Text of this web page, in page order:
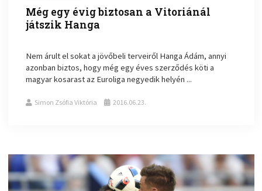
Még egy évig biztosan a Vitoriánál
játszik Hanga
Nem árult el sokat a jövőbeli terveiről Hanga Ádám, annyi
azonban biztos, hogy még egy éves szerződés köti a
magyar kosarast az Euroliga negyedik helyén ...
Simon Zsófia Viktória 2016.06.23.